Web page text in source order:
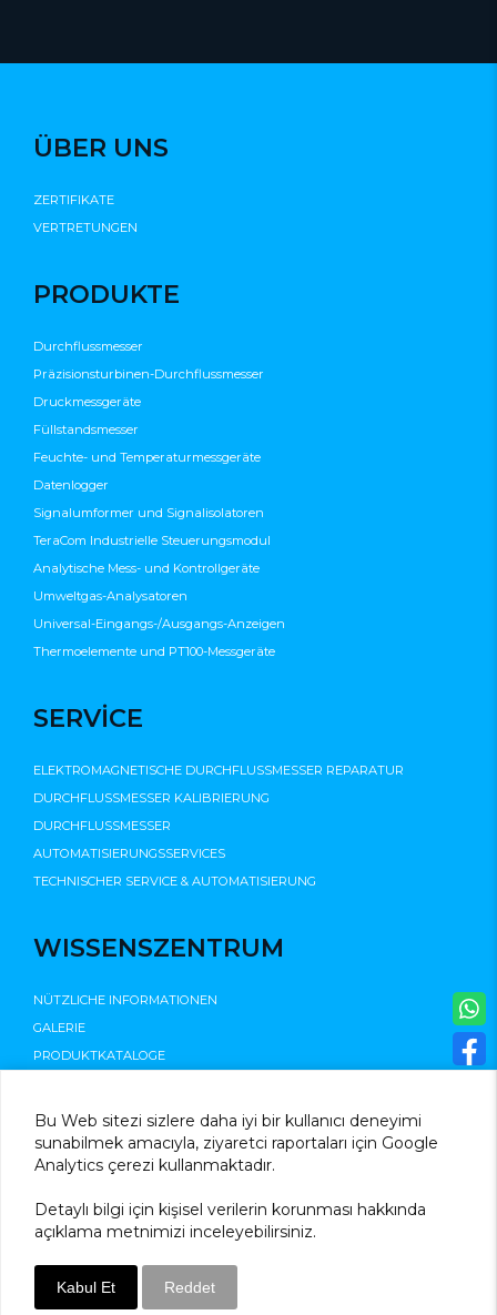
Bu Web sitezi sizlere daha iyi bir kullanıcı deneyimi
sunabilmek amacıyla, ziyaretci raportaları için Google
Analytics çerezi kullanmaktadır.
Detaylı bilgi için kişisel verilerin korunması hakkında
açıklama metnimizi inceleyebilirsiniz.
Kabul Et Reddet
ÜBER UNS
ZERTIFIKATE
VERTRETUNGEN
PRODUKTE
Durchflussmesser
Präzisionsturbinen-Durchflussmesser
Druckmessgeräte
Füllstandsmesser
Feuchte- und Temperaturmessgeräte
Datenlogger
Signalumformer und Signalisolatoren
TeraCom Industrielle Steuerungsmodul
Analytische Mess- und Kontrollgeräte
Umweltgas-Analysatoren
Universal-Eingangs-/Ausgangs-Anzeigen
Thermoelemente und PT100-Messgeräte
SERVİCE
ELEKTROMAGNETISCHE DURCHFLUSSMESSER REPARATUR
DURCHFLUSSMESSER KALIBRIERUNG
DURCHFLUSSMESSER
AUTOMATISIERUNGSSERVICES
TECHNISCHER SERVICE & AUTOMATISIERUNG
WISSENSZENTRUM
NÜTZLICHE INFORMATIONEN
GALERIE
PRODUKTKATALOGE
©2025